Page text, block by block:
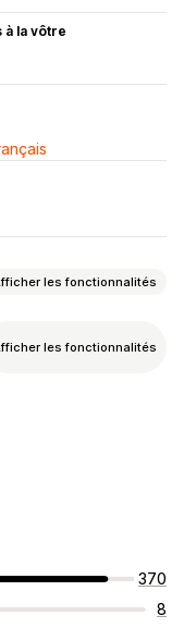
la vôtre
les fonctionnalités
les fonctionnalités
370
8